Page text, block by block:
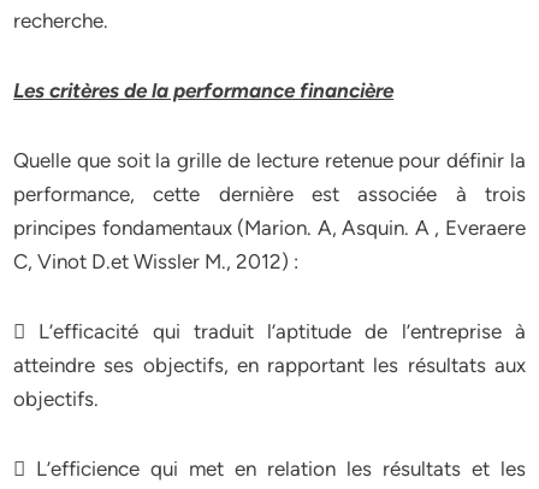
recherche.
Les critères de la performance financière
Quelle que soit la grille de lecture retenue pour définir la
performance, cette dernière est associée à trois
principes fondamentaux (Marion. A, Asquin. A , Everaere
C, Vinot D.et Wissler M., 2012) :
 L’efficacité qui traduit l’aptitude de l’entreprise à
atteindre ses objectifs, en rapportant les résultats aux
objectifs.
 L’efficience qui met en relation les résultats et les